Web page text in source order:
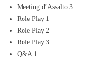
Meeting d’Assalto 3
Role Play 1
Role Play 2
Role Play 3
Q&A 1